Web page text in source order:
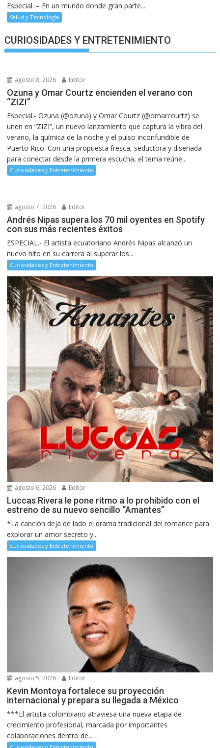
Especial. – En un mundo donde gran parte...
Salud y Tecnología
CURIOSIDADES Y ENTRETENIMIENTO
agosto 8, 2026 Editor
Ozuna y Omar Courtz encienden el verano con
“ZIZI”
Especial.- Ozuna (@ozuna) y Omar Courtz (@omarcourtz) se
unen en “ZIZI”, un nuevo lanzamiento que captura la vibra del
verano, la química de la noche y el pulso inconfundible de
Puerto Rico. Con una propuesta fresca, seductora y diseñada
para conectar desde la primera escucha, el tema reúne...
Curiosidades y Entretenimiento
agosto 7, 2026 Editor
Andrés Nipas supera los 70 mil oyentes en Spotify
con sus más recientes éxitos
ESPECIAL.- El artista ecuatoriano Andrés Nipas alcanzó un
nuevo hito en su carrera al superar los...
Curiosidades y Entretenimiento
agosto 6, 2026 Editor
Luccas Rivera le pone ritmo a lo prohibido con el
estreno de su nuevo sencillo “Amantes”
*La canción deja de lado el drama tradicional del romance para
explorar un amor secreto y...
Curiosidades y Entretenimiento
agosto 5, 2026 Editor
Kevin Montoya fortalece su proyección
internacional y prepara su llegada a México
***El artista colombiano atraviesa una nueva etapa de
crecimiento profesional, marcada por importantes
colaboraciones dentro de...